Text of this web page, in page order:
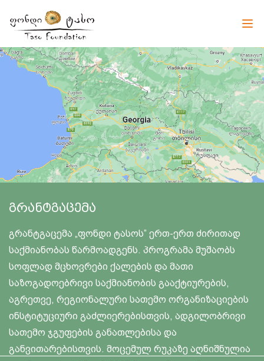
ნორვეგიის ელჩის სტუმრობა გურიის
18 სექტემბერს, „ქალთა ეკონომიკური
გაძლიერების პროექტის“ ფარგლებში, ჩოხატაურის
რაიონის სოფლებში - ქვენობანსა და ბუკნარში
ჩამოყალიბებულ ქალთა თვითდახმარების ჯგუფებს
გაეროს ქალთა ორგანიზაციის წარმომადგენელი
საქართველოში, კაორი იშიკავა, ნორვეგიის
სამეფოს საგანგებო და სრულუფლებიანი ელჩი